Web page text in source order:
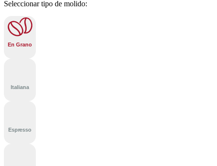
Seleccionar tipo de molido:
En Grano
Italiana
Espresso